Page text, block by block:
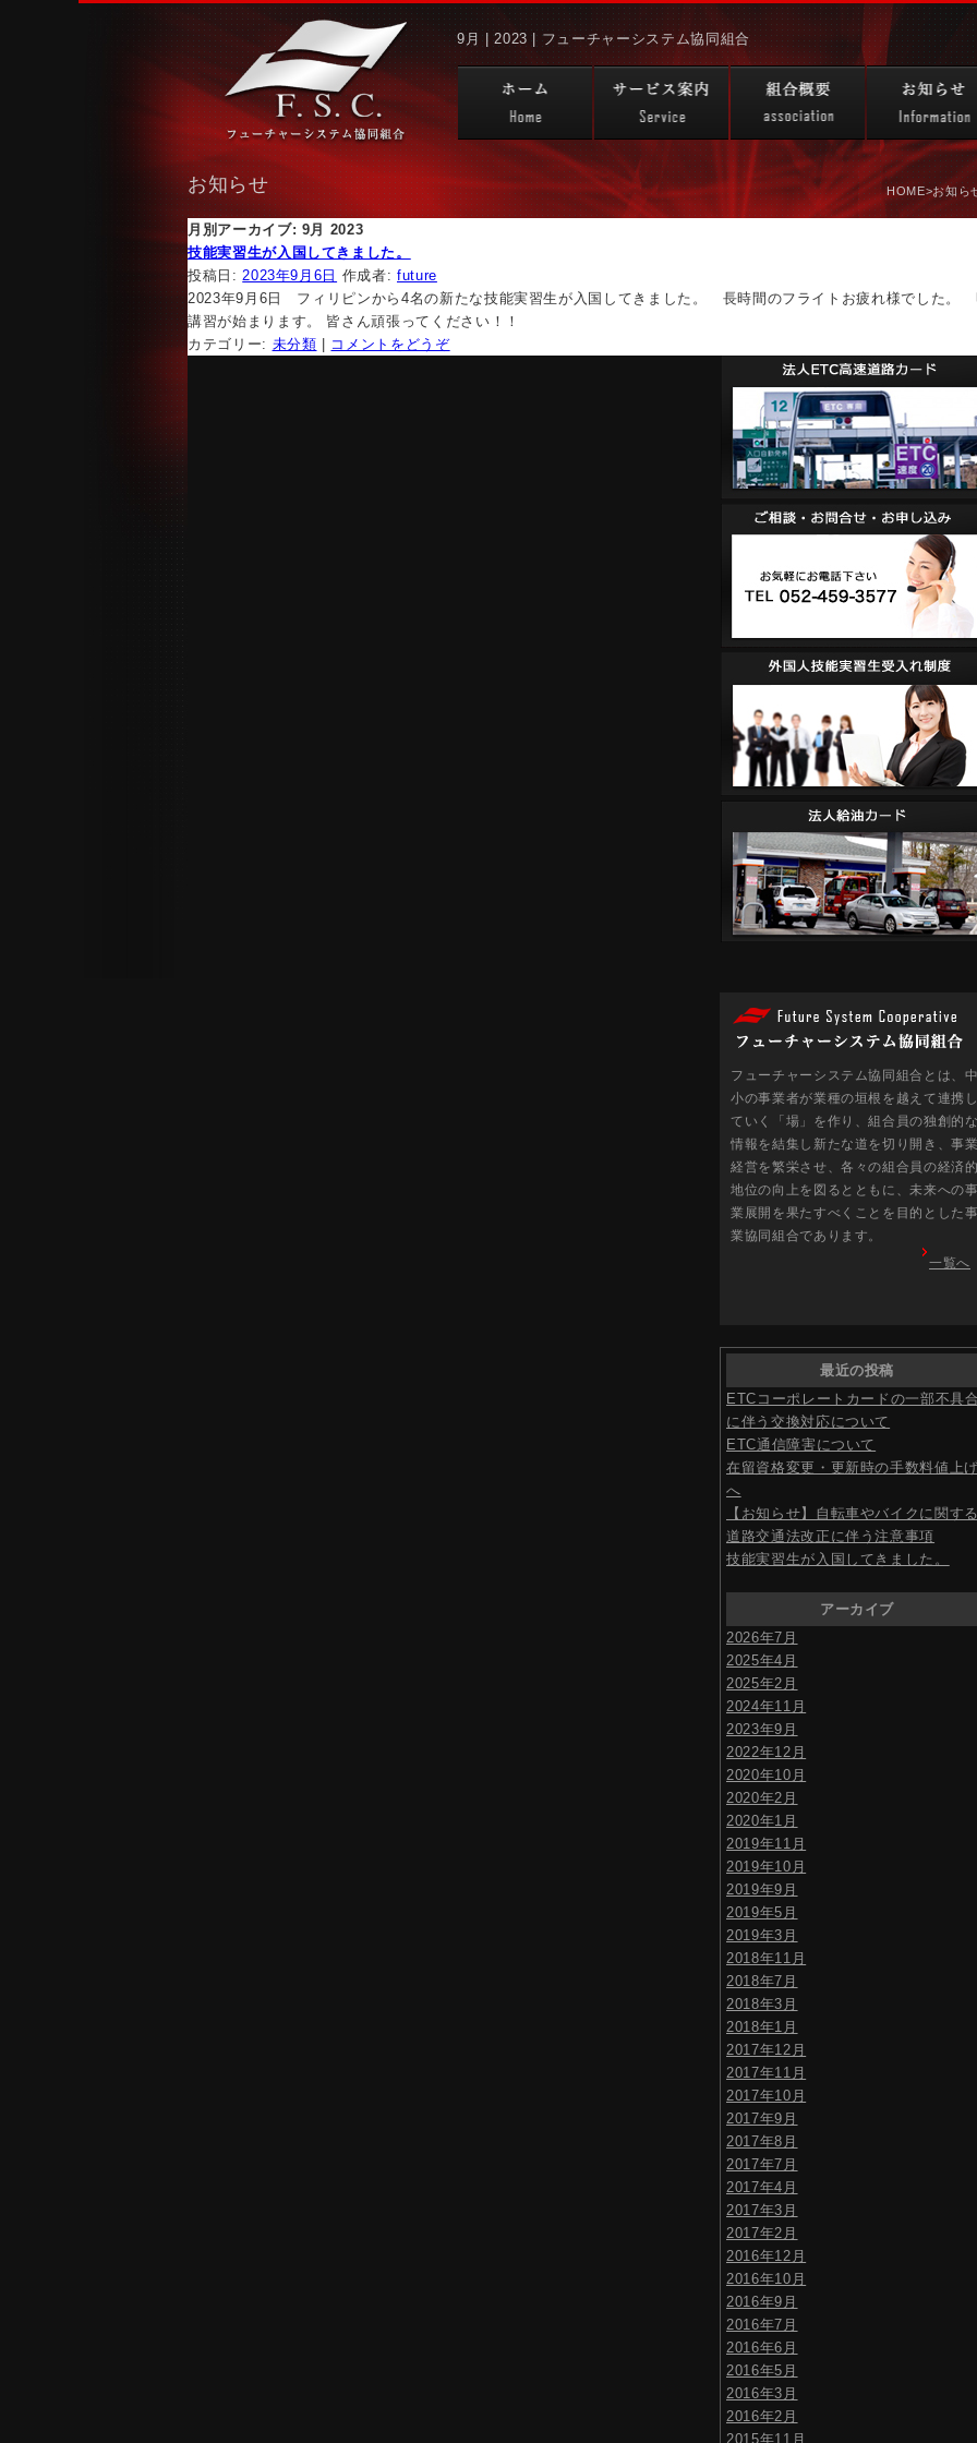
9月 | 2023 | フューチャーシステム協同組合
お知らせ HOME>お知ら
月別アーカイブ: 9月 2023
技能実習生が入国してきました。
投稿日: 2023年9月6日 作成者: future
2023年9月6日 フィリピンから4名の新たな技能実習生が入国してきました。 長時間のフライトお疲れ様でした。
講習が始まります。 皆さん頑張ってください！！
カテゴリー: 未分類 コメントをどうぞ
フューチャーシステム協同組合とは、
小の事業者が業種の垣根を越えて連携
ていく「場」を作り、組合員の独創的
情報を結集し新たな道を切り開き、事
経営を繁栄させ、各々の組合員の経済
地位の向上を図るとともに、未来への
業展開を果たすべくことを目的とした
業協同組合であります。
一覧へ
最近の投稿
ETCコーポレートカードの一部不具
に伴う交換対応について
ETC通信障害について
在留資格変更・更新時の手数料値上
へ
【お知らせ】自転車やバイクに関す
道路交通法改正に伴う注意事項
技能実習生が入国してきました。
アーカイブ
2026年7月
2025年4月
2025年2月
2024年11月
2023年9月
2022年12月
2020年10月
2020年2月
2020年1月
2019年11月
2019年10月
2019年9月
2019年5月
2019年3月
2018年11月
2018年7月
2018年3月
2018年1月
2017年12月
2017年11月
2017年10月
2017年9月
2017年8月
2017年7月
2017年4月
2017年3月
2017年2月
2016年12月
2016年10月
2016年9月
2016年7月
2016年6月
2016年5月
2016年3月
2016年2月
2015年11月